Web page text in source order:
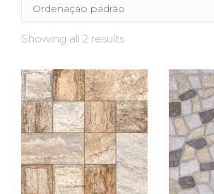
Showing all 2 results